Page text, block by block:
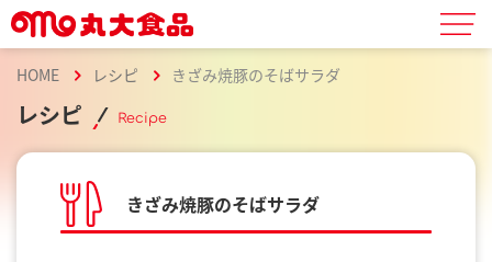
HOME レシピ きざみ焼豚のそばサラダ
レシピ Recipe
きざみ焼豚のそばサラダ